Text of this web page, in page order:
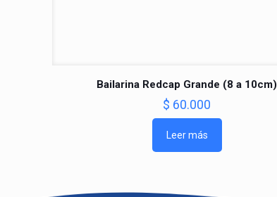
Bailarina Redcap Grande (8 a 10cm)
$ 60.000
Leer más